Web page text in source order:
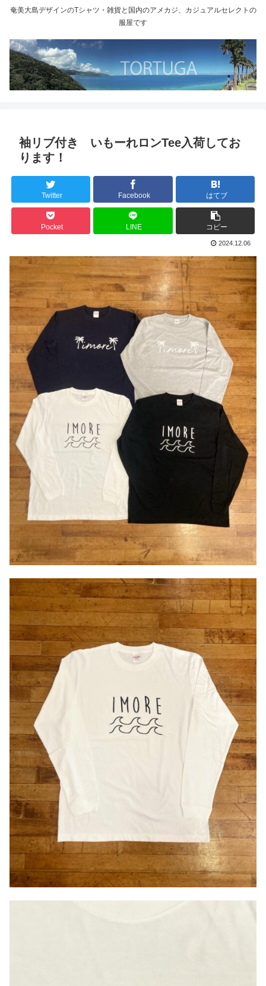
奄美大島デザインのTシャツ・雑貨と国内のアメカジ、カジュアルセレクトの
服屋です
袖リブ付き いもーれロンTee入荷してお
ります！
Twitter Facebook はてブ
Pocket LINE コピー
2024.12.06